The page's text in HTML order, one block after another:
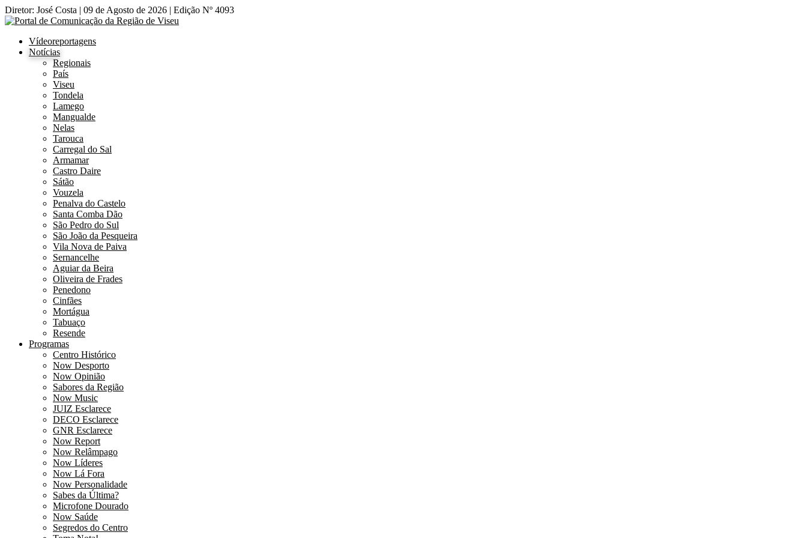
Diretor: José Costa | 09 de Agosto de 2026 | Edição Nº 4093
Vídeoreportagens
Notícias
Regionais
País
Viseu
Tondela
Lamego
Mangualde
Nelas
Tarouca
Carregal do Sal
Armamar
Castro Daire
Sátão
Vouzela
Penalva do Castelo
Santa Comba Dão
São Pedro do Sul
São João da Pesqueira
Vila Nova de Paiva
Sernancelhe
Aguiar da Beira
Oliveira de Frades
Penedono
Cinfães
Mortágua
Tabuaço
Resende
Programas
Centro Histórico
Now Desporto
Now Opinião
Sabores da Região
Now Music
JUIZ Esclarece
DECO Esclarece
GNR Esclarece
Now Report
Now Relâmpago
Now Líderes
Now Lá Fora
Now Personalidade
Sabes da Última?
Microfone Dourado
Now Saúde
Segredos do Centro